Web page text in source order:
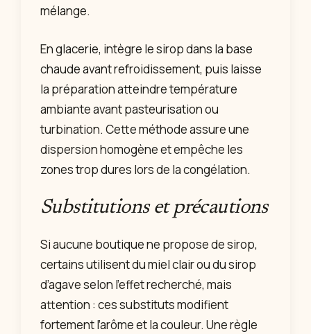
mélange.
En glacerie, intègre le sirop dans la base
chaude avant refroidissement, puis laisse
la préparation atteindre température
ambiante avant pasteurisation ou
turbination. Cette méthode assure une
dispersion homogène et empêche les
zones trop dures lors de la congélation.
Substitutions et précautions
Si aucune boutique ne propose de sirop,
certains utilisent du miel clair ou du sirop
d’agave selon l’effet recherché, mais
attention : ces substituts modifient
fortement l’arôme et la couleur. Une règle